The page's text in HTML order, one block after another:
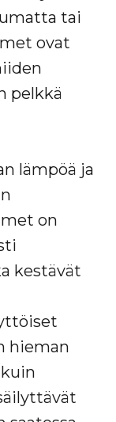
tai
ovat
pelkkä
lämpöä ja
on
kestävät
hieman